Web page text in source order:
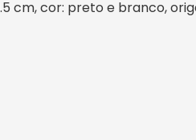
cm, cor: preto e branco,